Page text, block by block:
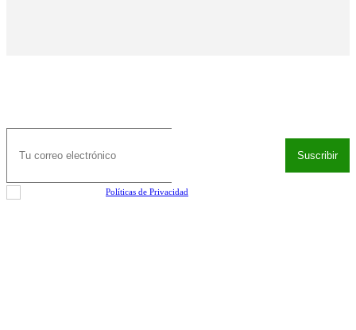
Suscribir
Políticas de Privacidad